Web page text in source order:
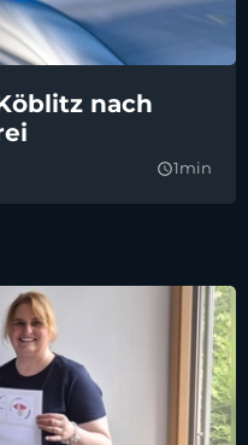
nach
query_builder1min